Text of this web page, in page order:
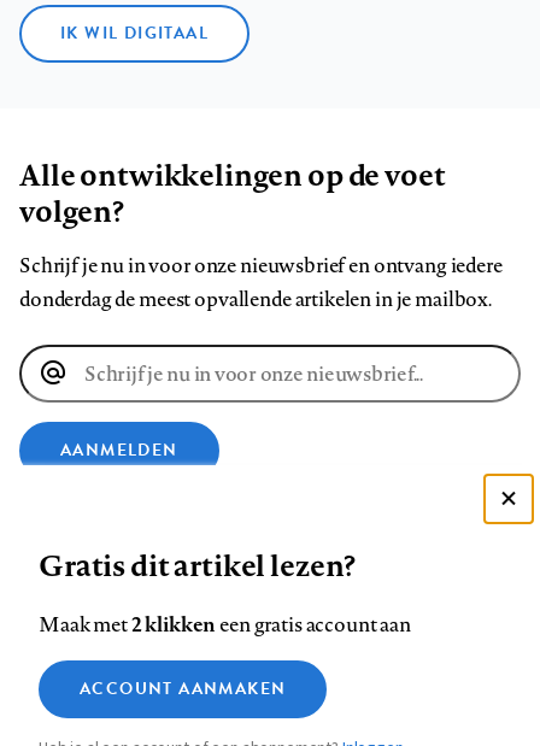
IK WIL DIGITAAL
Alle ontwikkelingen op de voet
volgen?
Schrijf je nu in voor onze nieuwsbrief en ontvang iedere
donderdag de meest opvallende artikelen in je mailbox.
E-
mailadres
AANMELDEN
op
Facebook
op
LinkedIn
op
Bluesky
ons
op
InstagramYouTube
Footer
Contact Colofon Disclaimer Privacy
Medische vragen verdienen
betrouwbare antwoorden
Zie onze cookie policy
Analytische cookies
Gratis dit artikel lezen?
Maak met2 klikkeneen gratis account aan
ACCOUNT AANMAKEN